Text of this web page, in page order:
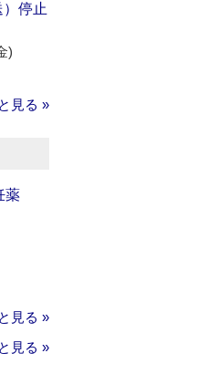
停止
)
見る »
薬
見る »
見る »